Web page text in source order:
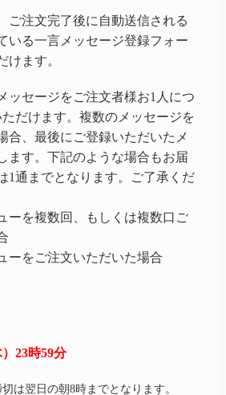
ご注文完了後に自動送信される
いる一言メッセージ登録フォー
けます。
ッセージをご注文者様お1人につ
だけます。複数のメッセージを
合、最後にご登録いただいたメ
ます。下記のような場合もお届
1通までとなります。ご了承くだ
ーを複数回、もしくは複数口ご
ーをご注文いただいた場合
23時59分
は翌日の朝8時までとなります。